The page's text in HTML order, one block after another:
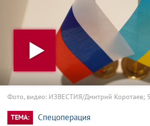
Фото, видео: ИЗВЕСТИЯ/Дмитрий Коротаев;
ТЕМА: Спецоперация